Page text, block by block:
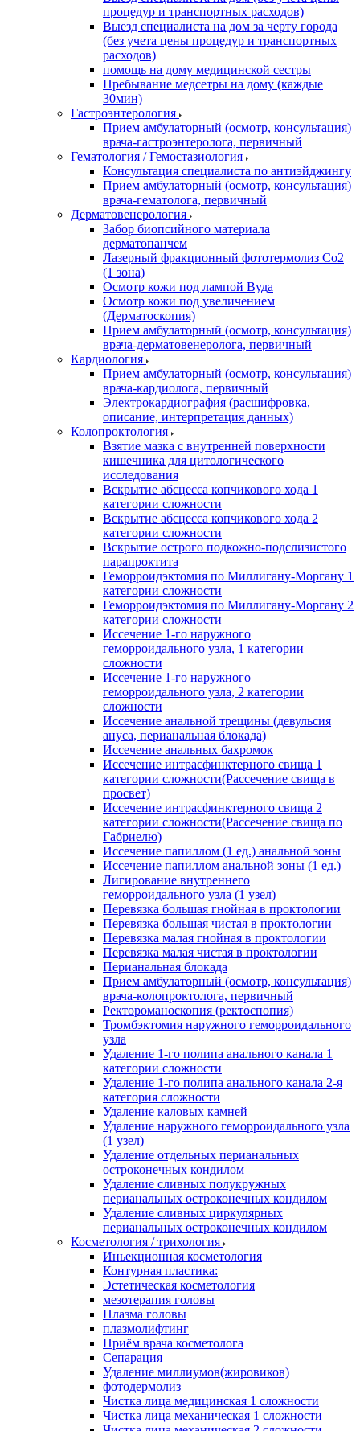
процедур и транспортных расходов)
Выезд специалиста на дом за черту города
(без учета цены процедур и транспортных
расходов)
помощь на дому медицинской сестры
Пребывание медсетры на дому (каждые
30мин)
Гастроэнтерология
Прием амбулаторный (осмотр, консультация)
врача-гастроэнтеролога, первичный
Гематология / Гемостазиология
Консультация специалиста по антиэйджингу
Прием амбулаторный (осмотр, консультация)
врача-гематолога, первичный
Дерматовенерология
Забор биопсийного материала
дерматопанчем
Лазерный фракционный фототермолиз Со2
(1 зона)
Осмотр кожи под лампой Вуда
Осмотр кожи под увеличением
(Дерматоскопия)
Прием амбулаторный (осмотр, консультация)
врача-дерматовенеролога, первичный
Кардиология
Прием амбулаторный (осмотр, консультация)
врача-кардиолога, первичный
Электрокардиография (расшифровка,
описание, интерпретация данных)
Колопроктология
Взятие мазка с внутренней поверхности
кишечника для цитологического
исследования
Вскрытие абсцесса копчикового хода 1
категории сложности
Вскрытие абсцесса копчикового хода 2
категории сложности
Вскрытие острого подкожно-подслизистого
парапроктита
Геморроидэктомия по Миллигану-Моргану 1
категории сложности
Геморроидэктомия по Миллигану-Моргану 2
категории сложности
Иссечение 1-го наружного
геморроидального узла, 1 категории
сложности
Иссечение 1-го наружного
геморроидального узла, 2 категории
сложности
Иссечение анальной трещины (девульсия
ануса, перианальная блокада)
Иссечение анальных бахромок
Иссечение интрасфинктерного свища 1
категории сложности(Рассечение свища в
просвет)
Иссечение интрасфинктерного свища 2
категории сложности(Рассечение свища по
Габриелю)
Иссечение папиллом (1 ед.) анальной зоны
Иссечение папиллом анальной зоны (1 ед.)
Лигирование внутреннего
геморроидального узла (1 узел)
Перевязка большая гнойная в проктологии
Перевязка большая чистая в проктологии
Перевязка малая гнойная в проктологии
Перевязка малая чистая в проктологии
Перианальная блокада
Прием амбулаторный (осмотр, консультация)
врача-колопроктолога, первичный
Ректороманоскопия (ректоспопия)
Тромбэктомия наружного геморроидального
узла
Удаление 1-го полипа анального канала 1
категории сложности
Удаление 1-го полипа анального канала 2-я
категория сложности
Удаление каловых камней
Удаление наружного геморроидального узла
(1 узел)
Удаление отдельных перианальных
остроконечных кондилом
Удаление сливных полукружных
перианальных остроконечных кондилом
Удаление сливных циркулярных
перианальных остроконечных кондилом
Косметология / трихология
Иньекционная косметология
Контурная пластика:
Эстетическая косметология
мезотерапия головы
Плазма головы
плазмолифтинг
Приём врача косметолога
Сепарация
Удаление миллиумов(жировиков)
фотодермолиз
Чистка лица медицинская 1 сложности
Чистка лица механическая 1 сложности